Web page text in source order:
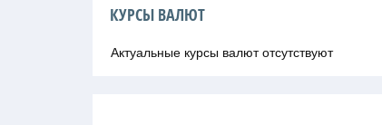
КУРСЫ ВАЛЮТ
Актуальные курсы валют отсутствуют